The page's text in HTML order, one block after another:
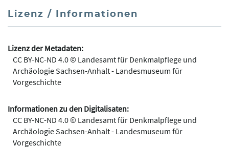
Lizenz / Informationen
Lizenz der Metadaten:
CC BY-NC-ND 4.0 © Landesamt für Denkmalpflege und
Archäologie Sachsen-Anhalt - Landesmuseum für
Vorgeschichte
Informationen zu den Digitalisaten:
CC BY-NC-ND 4.0 © Landesamt für Denkmalpflege und
Archäologie Sachsen-Anhalt - Landesmuseum für
Vorgeschichte